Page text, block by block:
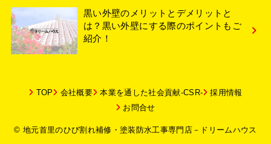
黒い外壁のメリットとデメリットと
は？黒い外壁にする際のポイントもご
紹介！
TOP 会社概要 本業を通した社会貢献-CSR-
採用情報
お問合せ
© 地元首里のひび割れ補修・塗装防水工事専門店－ドリームハウス